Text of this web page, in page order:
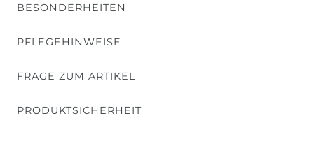
BESONDERHEITEN
PFLEGEHINWEISE
FRAGE ZUM ARTIKEL
PRODUKTSICHERHEIT